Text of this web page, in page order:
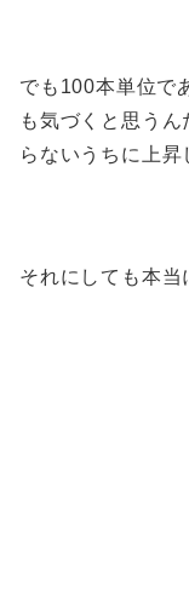
でも100本単位で
も気づくと思う
らないうちに上昇
それにしても本